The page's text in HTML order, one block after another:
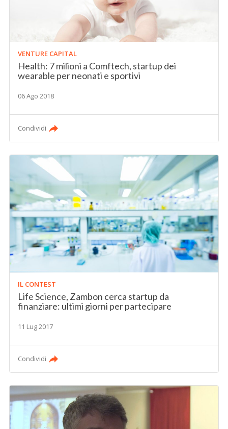
VENTURE CAPITAL
Health: 7 milioni a Comftech, startup dei
wearable per neonati e sportivi
06 Ago 2018
Condividi
IL CONTEST
Life Science, Zambon cerca startup da
finanziare: ultimi giorni per partecipare
11 Lug 2017
Condividi